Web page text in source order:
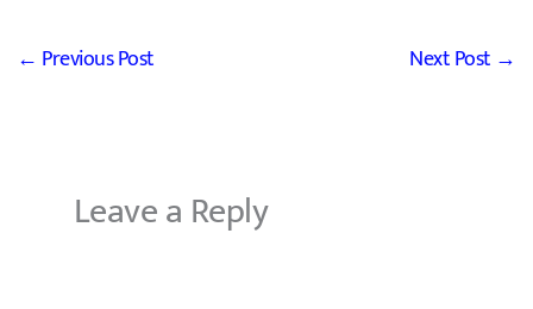
← Previous Post Next Post →
Leave a Reply